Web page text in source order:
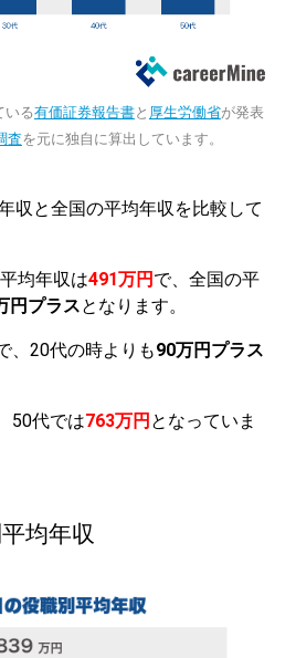
いる有価証券報告書と 厚生労働省が発表
査を元に独自に算出しています。
収と全国の平均年収を比較して
均年収は491万円 で、全国の平
円プラスとなります。
、20代の時よりも90万円プラス
50代では763万円 となっていま
均年収